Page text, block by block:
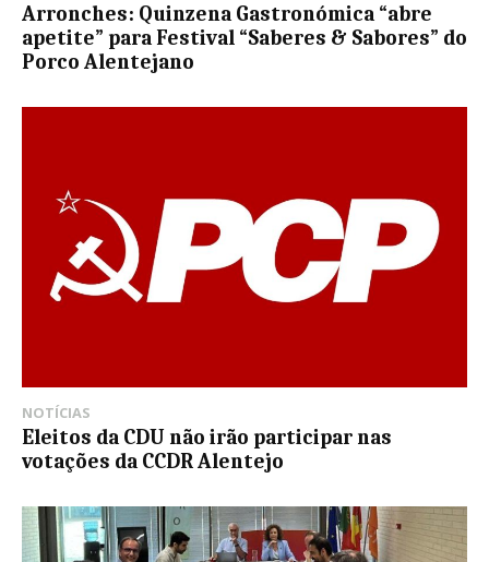
Arronches: Quinzena Gastronómica “abre
apetite” para Festival “Saberes & Sabores” do
Porco Alentejano
NOTÍCIAS
Eleitos da CDU não irão participar nas
votações da CCDR Alentejo